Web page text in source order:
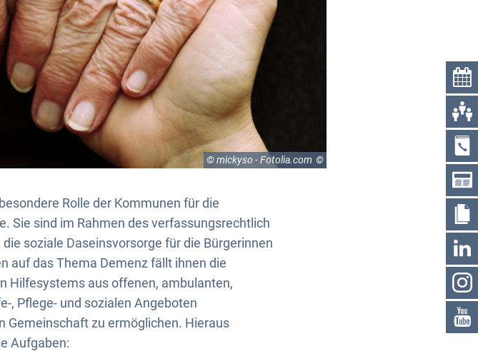
© mickyso - Fotolia.com
Rolle der Kommunen für die
Sie sind im Rahmen des verfassungsrechtlich
soziale Daseinsvorsorge für die Bürgerinnen
auf das Thema Demenz fällt ihnen die
Hilfesystems aus offenen, ambulanten,
, Pflege- und sozialen Angeboten
Gemeinschaft zu ermöglichen. Hieraus
Aufgaben: